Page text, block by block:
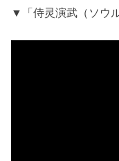
▼「侍灵演武（ソウ